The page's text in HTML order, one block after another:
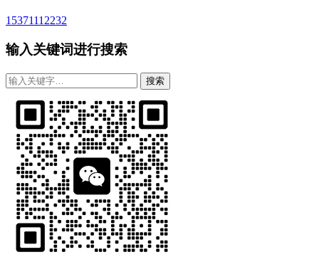
15371112232
输入关键词进行搜索